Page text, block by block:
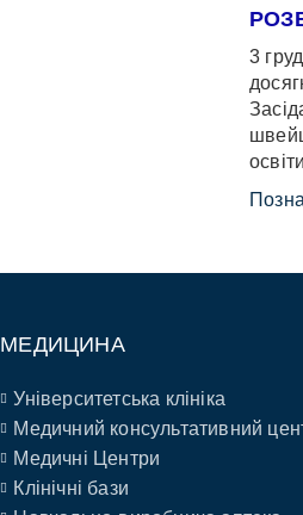
3
МЕДИЦИНА
Університетська клініка
Медичний консультативний
Медичні Центри
Клінічні бази